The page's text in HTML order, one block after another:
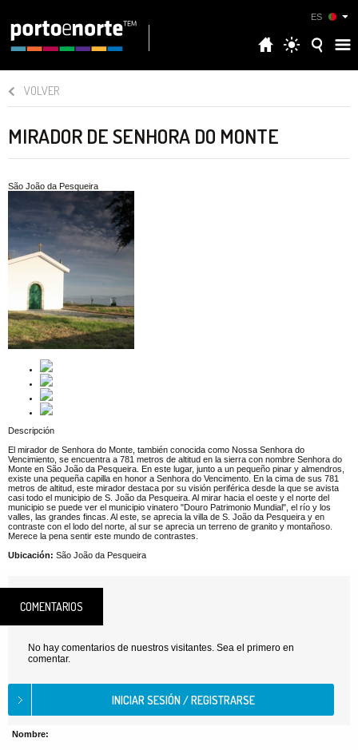
ES
VOLVER
MIRADOR DE SENHORA DO MONTE
São João da Pesqueira
Descripción
El mirador de Senhora do Monte, también conocida como Nossa Senhora do
Vencimiento, se encuentra a 781 metros de altitud en la sierra con nombre Senhora do
Monte en São João da Pesqueira. En este lugar, junto a un pequeño pinar y almendros,
existe una pequeña capilla en honor a Senhora do Vencimento. En la cima de sus 781
metros de altitud, este mirador destaca por su visión periférica desde la que se avista
casi todo el municipio de S. João da Pesqueira. Al mirar hacia el oeste y el norte del
municipio se puede ver el municipio vinatero "Douro Patrimonio Mundial", el río y los
valles, las grandes fincas. Al este, se aprecia la villa de S. João da Pesqueira y en
contraste con el lodo del norte, al sur se aprecia un terreno de granito y montañoso.
Merece la pena sentir este mundo de contrastes.
Ubicación: São João da Pesqueira
COMENTARIOS
No hay comentarios de nuestros visitantes. Sea el primero en
comentar.
Nombre: